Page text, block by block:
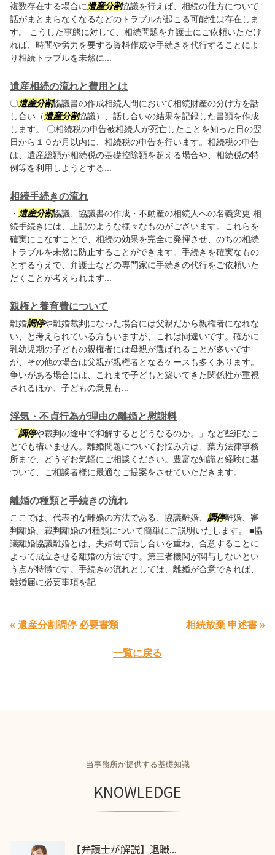
複数存在する場合に 遺産分割協議を行えば、相続の仕方について
話がまとまらなくなるなどのトラブルが起こる可能性は存在しま
す。 こうした事態に対して、相続問題を弁護士にご依頼いただけ
れば、時間や労力を要する資料作成や手続きを代行することによ
り相続トラブルを未然に...
遺産相続の流れと費用とは
〇遺産分割協議書の作成相続人間において相続財産の分け方を話
し合い（ 遺産分割協議）、話し合いの結果を記録した書類を作成
します。 〇相続税の申告被相続人が死亡したことを知った日の翌
日から１０か月以内に、相続税の申告を行います。相続税の申告
は、遺産総額が相続税の基礎控除額を超える場合や、相続税の特
例等を利用しようとする...
相続手続きの流れ
・ 遺産分割協議、協議書の作成・不動産の相続人への名義変更 相
続手続きには、上記のような様々なものがございます。これらを
確実にこなすことで、相続の効果を完全に発揮させ、のちの相続
トラブルを未然に防止することができます。手続きを確実なもの
とするうえで、弁護士などの専門家に手続きの代行をご依頼いた
だくことが考えられます...
親権と養育費について
離婚調停や離婚裁判になった場合には父親だから親権者になれな
い、と考えられている方もいますが、これは間違いです。確かに
乳幼児期の子どもの親権者には母親が選ばれることが多いです
が、その他の場合は父親が親権者となるケースも多くあります。
争いがある場合には、これまで子どもと築いてきた関係性が重視
されるほか、子どもの意見も...
浮気・不貞行為が理由の離婚と慰謝料
「調停や裁判の途中で和解するとどうなるのか。」など些細なこ
とでも構いません。離婚問題についてお悩み方は、葉方法律事務
所まで、どうぞお気軽にご相談ください。豊富な知識と経験に基
づいて、ご相談者様に最適なご提案をさせていただきます。
離婚の種類と手続きの流れ
ここでは、代表的な離婚の方法である、協議離婚、 調停離婚、審
判離婚、裁判離婚の4種類について簡単にご説明いたします。 ■協
議離婚協議離婚とは、夫婦間で話し合いを重ね、合意することに
よって成立させる離婚の方法です。第三者機関が関与しないとい
う点が特徴です。手続きの流れとしては、離婚が合意できれば、
離婚届に必要事項を記...
« 遺産分割調停 必要書類 相続放棄 申述書 »
一覧に戻る
当事務所が提供する基礎知識
KNOWLEDGE
【弁護士が解説】退職...